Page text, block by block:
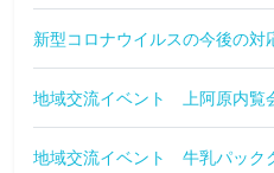
新型コロナウイルスの今後の対
地域交流イベント 上阿原内覧
地域交流イベント 牛乳パック